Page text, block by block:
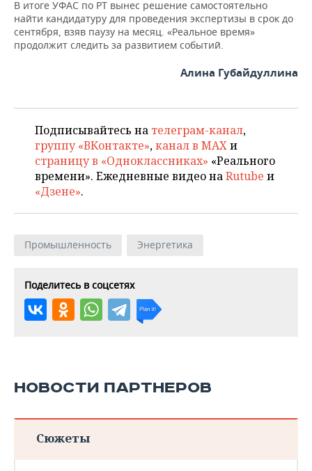
В итоге УФАС по РТ вынес решение самостоятельно
найти кандидатуру для проведения экспертизы в срок до
сентября, взяв паузу на месяц. «Реальное время»
продолжит следить за развитием событий.
Алина Губайдуллина
Подписывайтесь на телеграм-канал,
группу «ВКонтакте»,канал в MAXи
страницу в «Одноклассниках» «Реального
времени». Ежедневные видео наRutube и
«Дзене».
Промышленность Энергетика
Поделитесь в соцсетях
НОВОСТИ ПАРТНЕРОВ
Сюжеты